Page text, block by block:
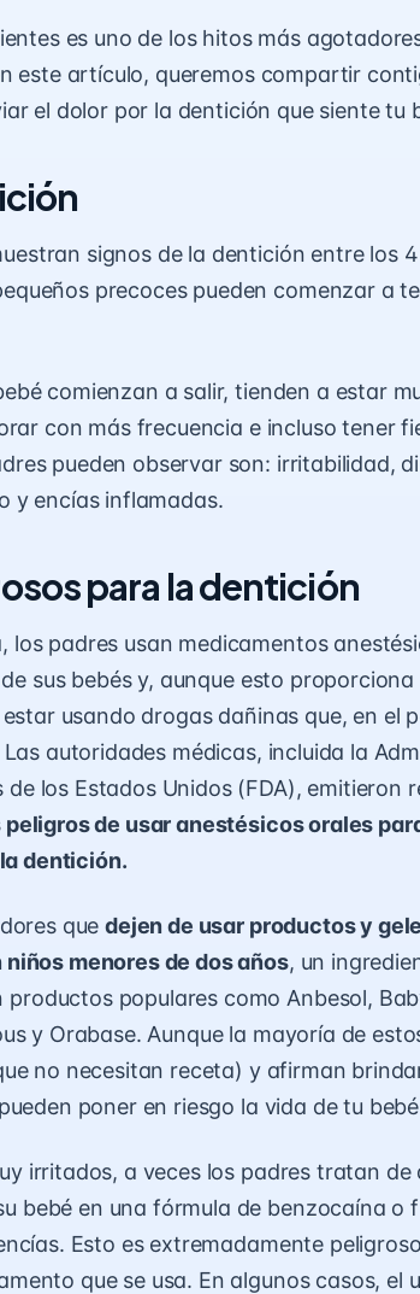
es uno de los hitos más
este artículo, queremos compartir
el dolor por la dentición que siente tu
signos de la dentición entre los
precoces pueden comenzar a
comienzan a salir, tienden a estar
con más frecuencia e incluso tener
pueden observar son: irritabilidad,
y encías inflamadas.
para la dentición
los padres usan medicamentos
sus bebés y, aunque esto
usando drogas dañinas que, en el
autoridades médicas, incluida la
los Estados Unidos (FDA), emitieron
de usar anestésicos orales
dentición.
quedejen de usar productos y
menores de dos años, un
populares como Anbesol,
y Orabase. Aunque la mayoría de
no necesitan receta) y afirman
poner en riesgo la vida de tu
irritados, a veces los padres tratan de
bebé en una fórmula de benzocaína o
Esto es extremadamente
que se usa. En algunos casos, el